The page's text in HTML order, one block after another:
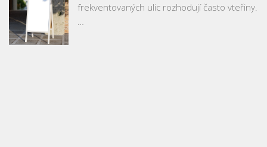
frekventovaných ulic rozhodují často vteřiny.